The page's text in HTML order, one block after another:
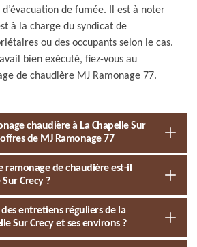
de fumée. Il est à noter
à la charge du syndicat de
ou des occupants selon le cas.
bien exécuté, fiez-vous au
de chaudière MJ Ramonage 77.
chaudière à La Chapelle Sur
de MJ Ramonage 77
ramonage de chaudière est-il
Crecy ?
entretiens réguliers de la
Sur Crecy et ses environs ?